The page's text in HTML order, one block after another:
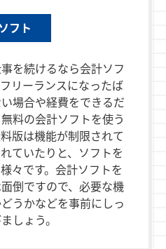
フト
を続けるなら会計ソフ
リーランスになったば
場合や経費をできるだ
料の会計ソフトを使う
版は機能が制限されて
ていたりと、ソフトを
々です。会計ソフトを
倒ですので、必要な機
うかなどを事前にしっ
しょう。